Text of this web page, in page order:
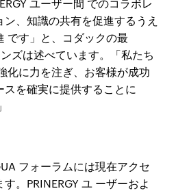
ユーザー間 でのコラボレ
、知識の共有を促進するうえ
です」と、コダックの最
ズは述べています。「私たち
化に力を注ぎ、お客様が成功
を確実に提供することに
フォーラムには現在アクセ
。 PRINERGY ユ ーザーおよ